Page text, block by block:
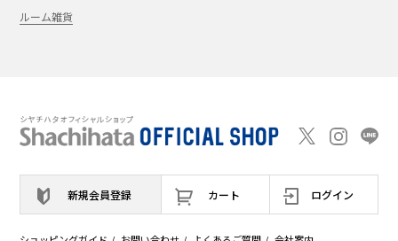
ルーム雑貨
新規会員登録 カート ログイン